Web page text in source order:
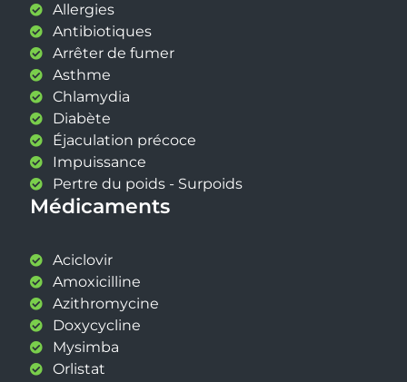
Allergies
Antibiotiques
Arrêter de fumer
Asthme
Chlamydia
Diabète
Éjaculation précoce
Impuissance
Pertre du poids - Surpoids
Médicaments
Aciclovir
Amoxicilline
Azithromycine
Doxycycline
Mysimba
Orlistat